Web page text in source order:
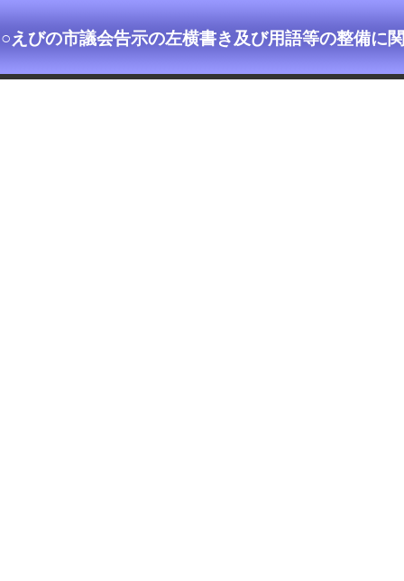
○えびの市議会告示の左横書き及び用語等の整備に